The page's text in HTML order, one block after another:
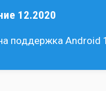
12.2020
под­держ­ка